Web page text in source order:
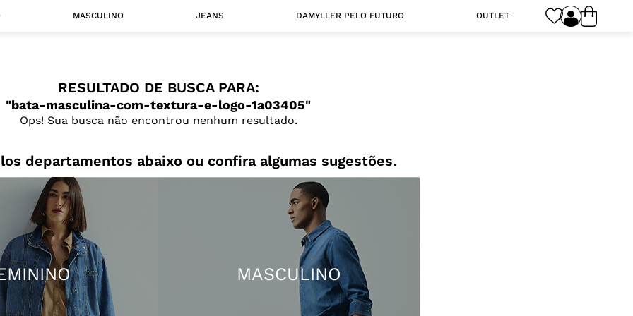
MASCULINO JEANS
Camisas
Jaquetas
DAMYLLER PELO FUTURO OUTLET
RESULTADO DE BUSCA PARA:
bata-masculina-com-textura-e-logo-1a03405
Ops! Sua busca não encontrou nenhum resultado.
departamentos abaixo ou confira algumas sugestões.
MASCULINO